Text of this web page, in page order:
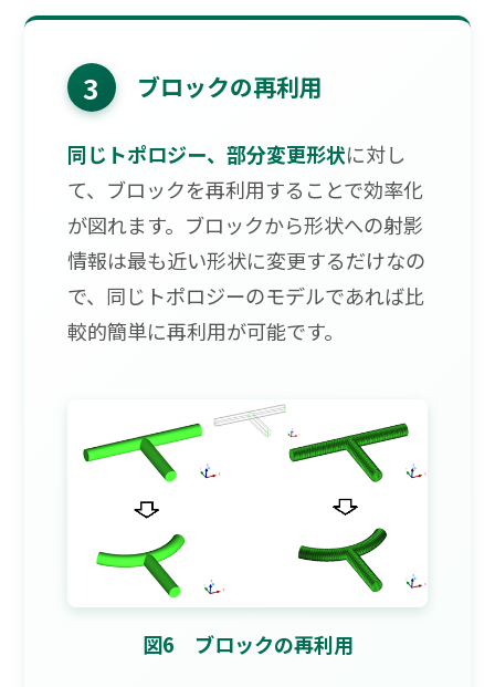
3 ブロックの再利用
同じトポロジー、部分変更形状に対し
て、ブロックを再利用することで効率化
が図れます。ブロックから形状への射影
情報は最も近い形状に変更するだけなの
で、同じトポロジーのモデルであれば比
較的簡単に再利用が可能です。
図6 ブロックの再利用